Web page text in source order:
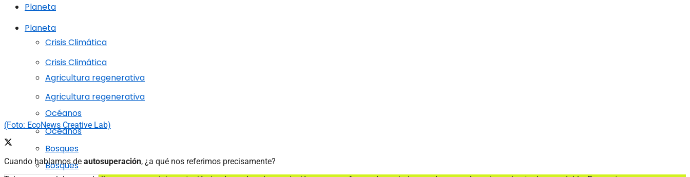
Planeta
Crisis Climática
Agricultura regenerativa
Océanos
Bosques
Planeta
Crisis Climática
Agricultura regenerativa
Océanos
Bosques
(Foto: EcoNews Creative Lab)
Cuando hablamos de autosuperación, ¿a qué nos referimos precisamente?